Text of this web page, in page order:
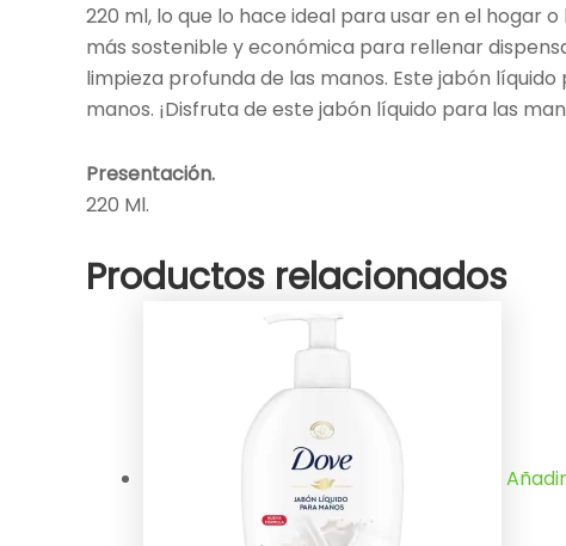
220 ml, lo que lo hace ideal para usar en el hogar
más sostenible y económica para rellenar
limpieza profunda de las manos. Este jabón
manos. ¡Disfruta de este jabón líquido para las
Presentación.
220 Ml.
Productos relacionados